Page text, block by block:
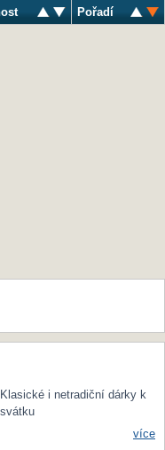
Pořadí
Klasické i netradiční dárky k
svátku
více